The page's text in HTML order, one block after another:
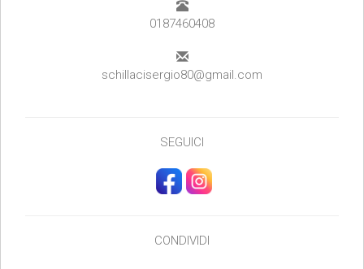
0187460408
schillacisergio80@gmail.com
SEGUICI
CONDIVIDI